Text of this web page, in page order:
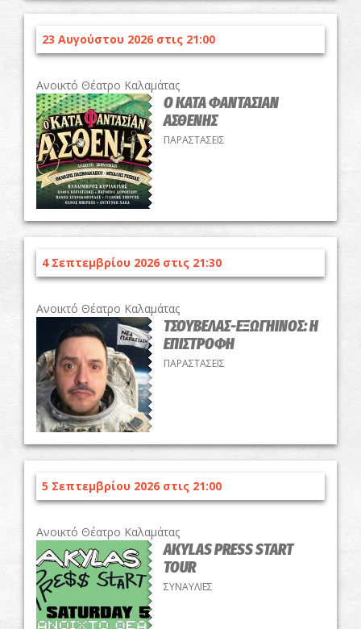
23 Αυγούστου 2026 στις 21:00
Ανοικτό Θέατρο Καλαμάτας
Ο ΚΑΤΑ ΦΑΝΤΑΣΙΑΝ
ΑΣΘΕΝΗΣ
ΠΑΡΑΣΤΑΣΕΙΣ
4 Σεπτεμβρίου 2026 στις 21:30
Ανοικτό Θέατρο Καλαμάτας
ΤΣΟΥΒΕΛΑΣ-ΕΞΩΓΗΙΝΟΣ: Η
ΕΠΙΣΤΡΟΦΗ
ΠΑΡΑΣΤΑΣΕΙΣ
5 Σεπτεμβρίου 2026 στις 21:00
Ανοικτό Θέατρο Καλαμάτας
AKYLAS PRESS START
TOUR
ΣΥΝΑΥΛΙΕΣ